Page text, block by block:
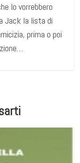
lo vorrebbero
Jack la lista di
prima o poi